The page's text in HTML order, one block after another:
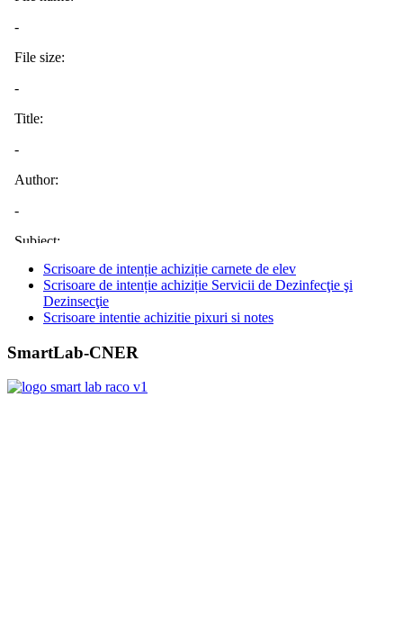
Scrisoare de intenție achiziție carnete de elev
Scrisoare de intenție achiziție Servicii de Dezinfecţie şi
Dezinsecţie
Scrisoare intentie achizitie pixuri si notes
SmartLab-CNER